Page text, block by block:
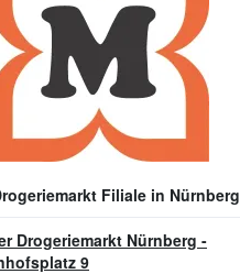
Filiale in Nürnberg
Drogeriemarkt Nürnberg -
9